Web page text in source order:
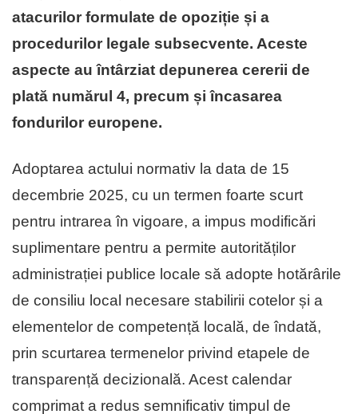
atacurilor formulate de opoziție și a
procedurilor legale subsecvente. Aceste
aspecte au întârziat depunerea cererii de
plată numărul 4, precum și încasarea
fondurilor europene.
Adoptarea actului normativ la data de 15
decembrie 2025, cu un termen foarte scurt
pentru intrarea în vigoare, a impus modificări
suplimentare pentru a permite autorităților
administrației publice locale să adopte hotărârile
de consiliu local necesare stabilirii cotelor și a
elementelor de competență locală, de îndată,
prin scurtarea termenelor privind etapele de
transparență decizională. Acest calendar
comprimat a redus semnificativ timpul de